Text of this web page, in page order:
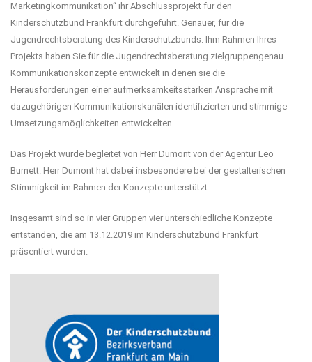
Marketingkommunikation“ ihr Abschlussprojekt für den
Kinderschutzbund Frankfurt durchgeführt. Genauer, für die
Jugendrechtsberatung des Kinderschutzbunds. Ihm Rahmen Ihres
Projekts haben Sie für die Jugendrechtsberatung zielgruppengenau
Kommunikationskonzepte entwickelt in denen sie die
Herausforderungen einer aufmerksamkeitsstarken Ansprache mit
dazugehörigen Kommunikationskanälen identifizierten und stimmige
Umsetzungsmöglichkeiten entwickelten.
Das Projekt wurde begleitet von Herr Dumont von der Agentur Leo
Burnett. Herr Dumont hat dabei insbesondere bei der gestalterischen
Stimmigkeit im Rahmen der Konzepte unterstützt.
Insgesamt sind so in vier Gruppen vier unterschiedliche Konzepte
entstanden, die am 13.12.2019 im Kinderschutzbund Frankfurt
präsentiert wurden.